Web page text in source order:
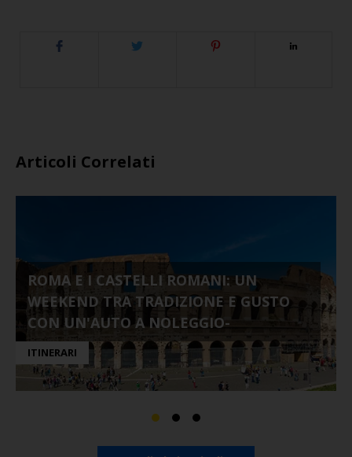
Articoli Correlati
ROMA E I CASTELLI ROMANI: UN
WEEKEND TRA TRADIZIONE E GUSTO
CON UN'AUTO A NOLEGGIO-
ITINERARI